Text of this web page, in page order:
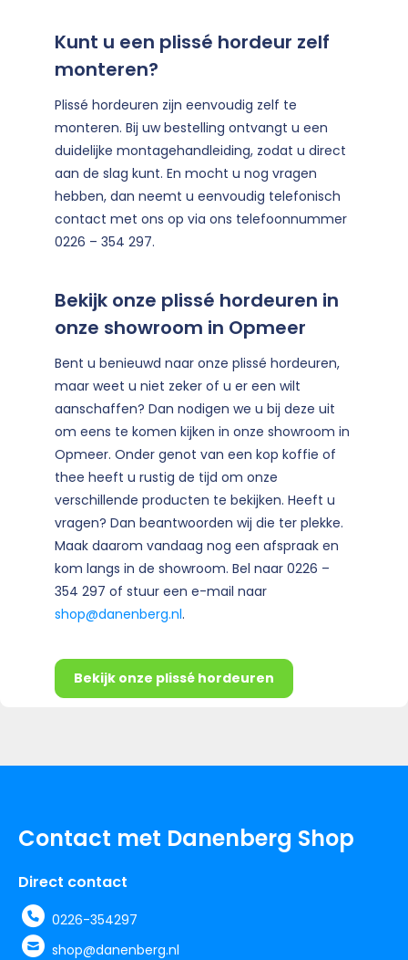
Kunt u een plissé hordeur zelf
monteren?
Plissé hordeuren zijn eenvoudig zelf te
monteren. Bij uw bestelling ontvangt u een
duidelijke montagehandleiding, zodat u direct
aan de slag kunt. En mocht u nog vragen
hebben, dan neemt u eenvoudig telefonisch
contact met ons op via ons telefoonnummer
0226 – 354 297.
Bekijk onze plissé hordeuren in
onze showroom in Opmeer
Bent u benieuwd naar onze plissé hordeuren,
maar weet u niet zeker of u er een wilt
aanschaffen? Dan nodigen we u bij deze uit
om eens te komen kijken in onze showroom in
Opmeer. Onder genot van een kop koffie of
thee heeft u rustig de tijd om onze
verschillende producten te bekijken. Heeft u
vragen? Dan beantwoorden wij die ter plekke.
Maak daarom vandaag nog een afspraak en
kom langs in de showroom. Bel naar 0226 –
354 297 of stuur een e-mail naar
shop@danenberg.nl.
Bekijk onze plissé hordeuren
Contact met Danenberg Shop
Direct contact
0226-354297
shop@danenberg.nl